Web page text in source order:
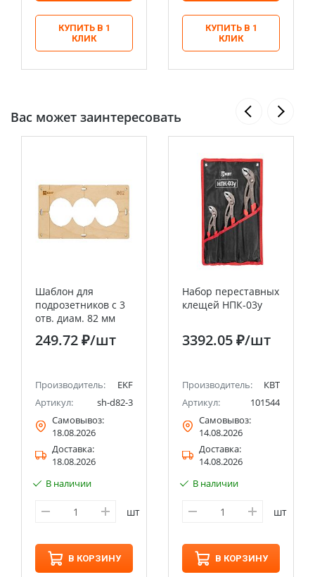
КУПИТЬ В 1
КЛИК
КУПИТЬ В 1
КЛИК
Вас может заинтересовать
Шаблон для
подрозетников c 3
отв. диам. 82 мм
EKF Expert
249.72 ₽/шт
Производитель:
EKF
Артикул:
sh-d82-3
Самовывоз:
18.08.2026
Доставка:
18.08.2026
В наличии
шт
В КОРЗИНУ
Набор переставных
клещей НПК-03у
3392.05 ₽/шт
Производитель:
КВТ
Артикул:
101544
Самовывоз:
14.08.2026
Доставка:
14.08.2026
В наличии
шт
В КОРЗИНУ